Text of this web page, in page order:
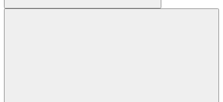
Suchen